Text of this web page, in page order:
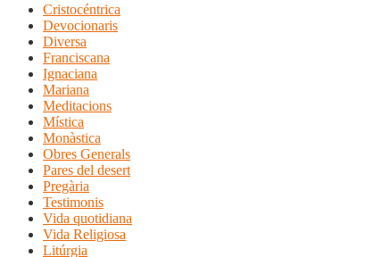
Cristocéntrica
Devocionaris
Diversa
Franciscana
Ignaciana
Mariana
Meditacions
Mística
Monàstica
Obres Generals
Pares del desert
Pregària
Testimonis
Vida quotidiana
Vida Religiosa
Litúrgia